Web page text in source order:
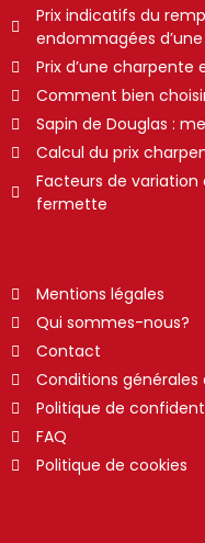
Prix indicatifs du
endommagées
Prix d’une
Comment bien
Sapin de Douglas :
Calcul du prix
Facteurs de
fermette
Mentions légales
Qui sommes-nous?
Contact
Conditions générales
Politique de
FAQ
Politique de cookies